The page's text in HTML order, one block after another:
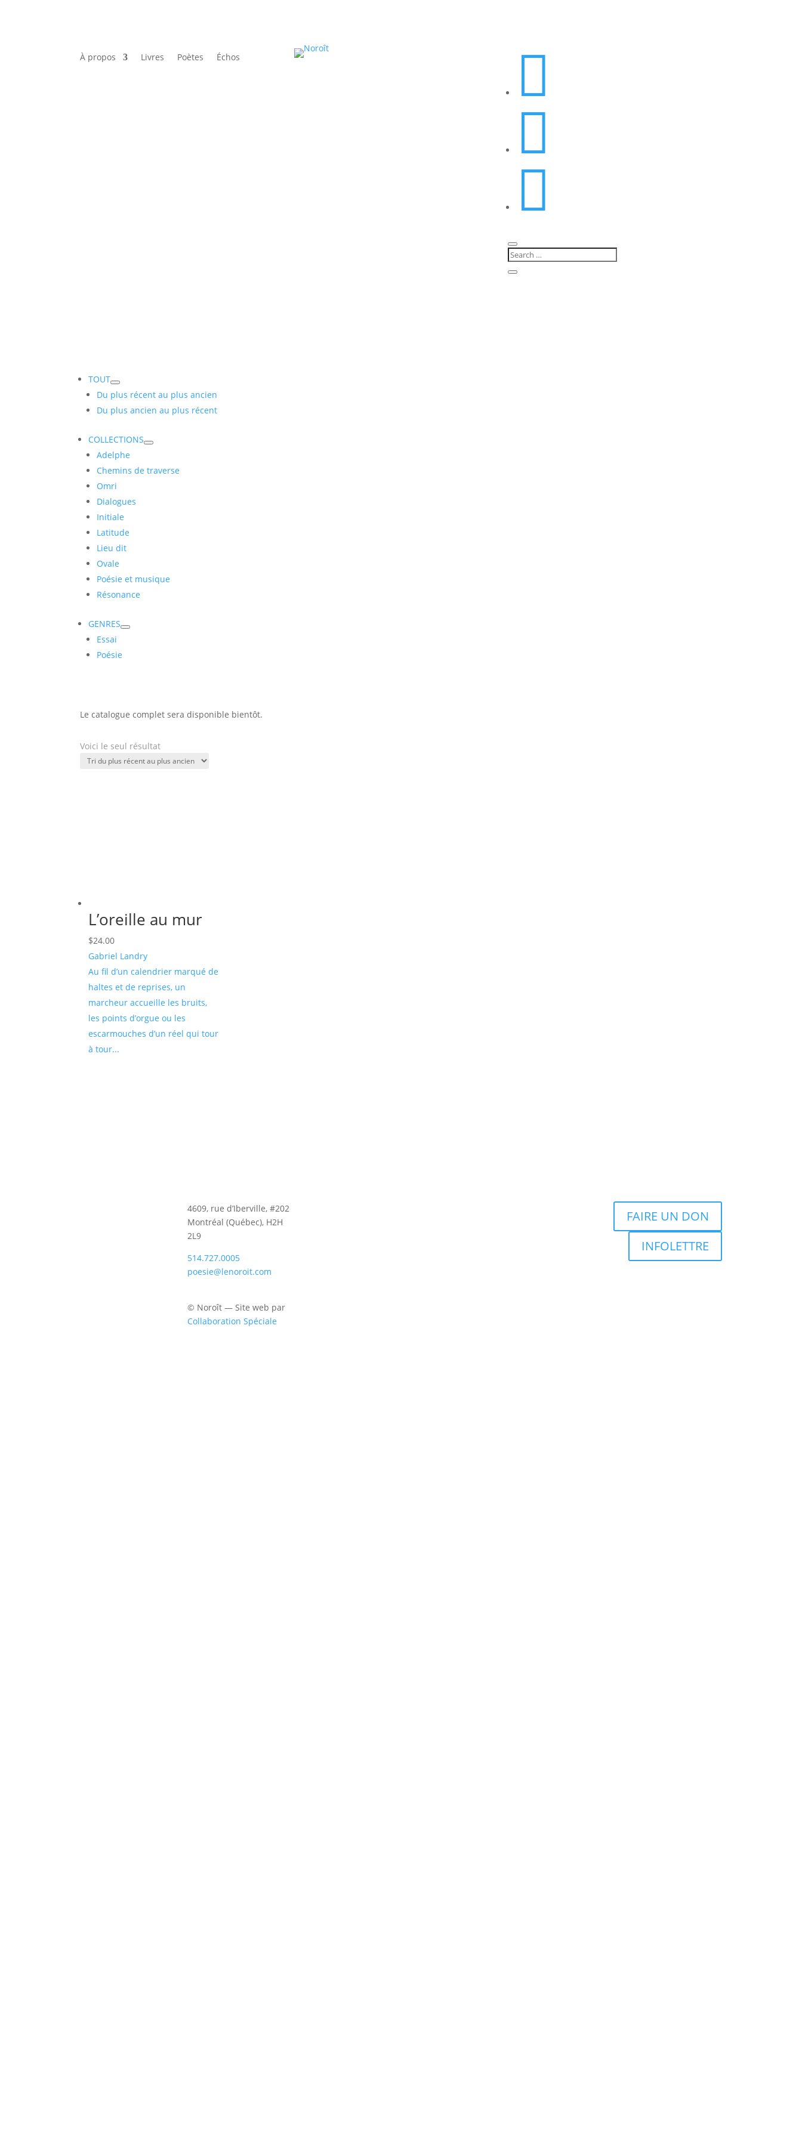
À propos Livres Poètes Échos



TOUT
Du plus récent au plus ancien
Du plus ancien au plus récent
COLLECTIONS
Adelphe
Chemins de traverse
Omri
Dialogues
Initiale
Latitude
Lieu dit
Ovale
Poésie et musique
Résonance
GENRES
Essai
Poésie
Le catalogue complet sera disponible bientôt.
Voici le seul résultat
L’oreille au mur
$24.00
Gabriel Landry
Au ﬁl d’un calendrier marqué de
haltes et de reprises, un
marcheur accueille les bruits,
les points d’orgue ou les
escarmouches d’un réel qui tour
à tour...
4609, rue d’Iberville, #202
Montréal (Québec), H2H
2L9
514.727.0005
poesie@lenoroit.com
© Noroît — Site web par
Collaboration Spéciale
FAIRE UN DON
INFOLETTRE